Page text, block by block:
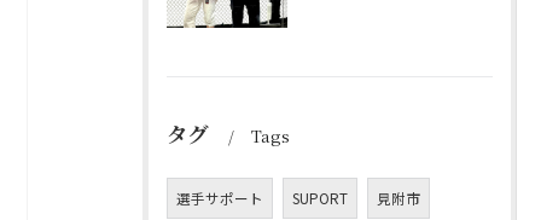
タグ Tags
選手サポート SUPORT 見附市